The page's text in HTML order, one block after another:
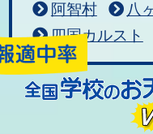
阿智村
八
四国カルスト